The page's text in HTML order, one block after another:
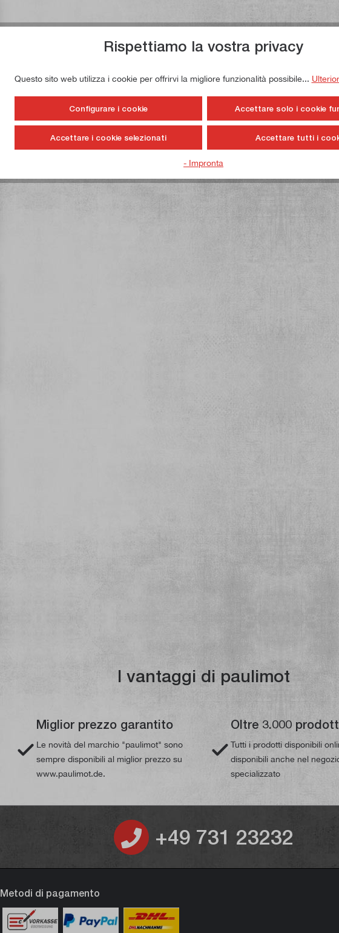
I vantaggi di paulimot
Miglior prezzo garantito
Le novità del marchio "paulimot" sono
sempre disponibili al miglior prezzo su
www.paulimot.de.
Oltre 3.000
Tutti i prodotti disponibili
disponibili anche nel
specializzato
+49 731 23232
Metodi di pagamento
Rispettiamo la vostra privacy
Questo sito web utilizza i cookie per offrirvi la migliore funzionalità possibile...
Configurare i cookie Accettare solo i cookie
Accettare i cookie selezionati Accettare tutti i
- Impronta